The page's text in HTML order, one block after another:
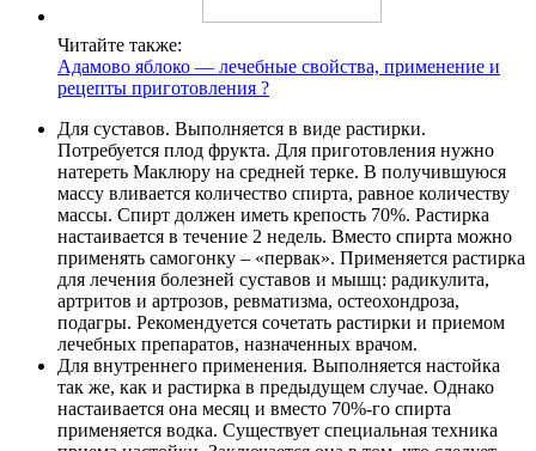
Читайте также:
Адамово яблоко — лечебные свойства, применение и
рецепты приготовления ?
Для суставов. Выполняется в виде растирки.
Потребуется плод фрукта. Для приготовления нужно
натереть Маклюру на средней терке. В получившуюся
массу вливается количество спирта, равное количеству
массы. Спирт должен иметь крепость 70%. Растирка
настаивается в течение 2 недель. Вместо спирта можно
применять самогонку – «первак». Применяется растирка
для лечения болезней суставов и мышц: радикулита,
артритов и артрозов, ревматизма, остеохондроза,
подагры. Рекомендуется сочетать растирки и приемом
лечебных препаратов, назначенных врачом.
Для внутреннего применения. Выполняется настойка
так же, как и растирка в предыдущем случае. Однако
настаивается она месяц и вместо 70%-го спирта
применяется водка. Существует специальная техника